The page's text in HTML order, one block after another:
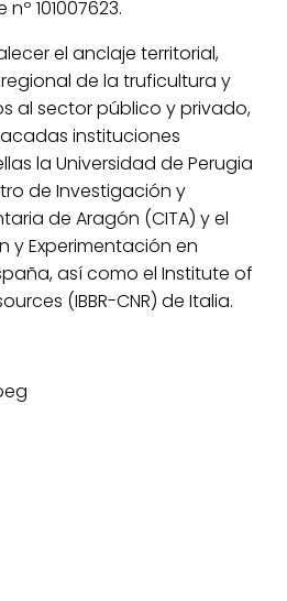
101007623.
el anclaje territorial,
de la truficultura y
al sector público y privado,
instituciones
la Universidad de Perugia
de Investigación y
de Aragón (CITA) y el
y Experimentación en
así como el Institute of
(IBBR-CNR) de Italia.